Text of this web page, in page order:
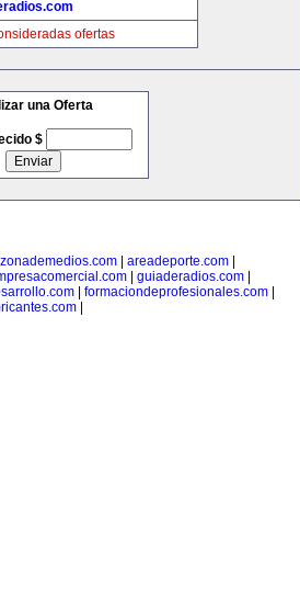
ofertas
una Oferta
$
zonademedios.com| areadeporte.com|
guiaderadios.com
| formaciondeprofesionales.com|